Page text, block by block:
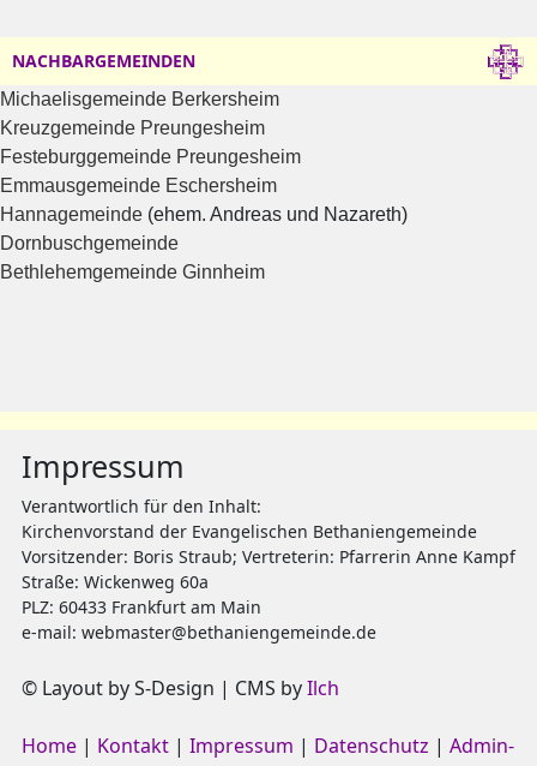
NACHBARGEMEINDEN
Michaelisgemeinde Berkersheim
Kreuzgemeinde Preungesheim
Festeburggemeinde Preungesheim
Emmausgemeinde Eschersheim
Hannagemeinde (ehem. Andreas und Nazareth)
Dornbuschgemeinde
Bethlehemgemeinde Ginnheim
Impressum
Verantwortlich für den Inhalt:
Kirchenvorstand der Evangelischen Bethaniengemeinde
Vorsitzender: Boris Straub; Vertreterin: Pfarrerin Anne Kampf
Straße: Wickenweg 60a
PLZ: 60433 Frankfurt am Main
e-mail: webmaster@bethaniengemeinde.de
© Layout byS-Design | CMS byIlch
Home Kontakt Impressum Datenschutz
Admin-